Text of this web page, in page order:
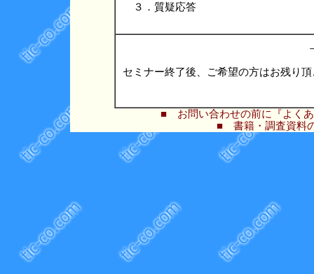
■ お問い合わせの前に『よく
■ 書籍・調査資料